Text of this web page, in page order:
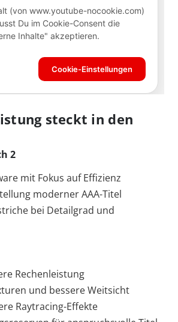
steckt in den
2
mit Fokus auf Effizienz
moderner AAA-Titel
bei Detailgrad und
Rechenleistung
und bessere Weitsicht
Raytracing-Effekte